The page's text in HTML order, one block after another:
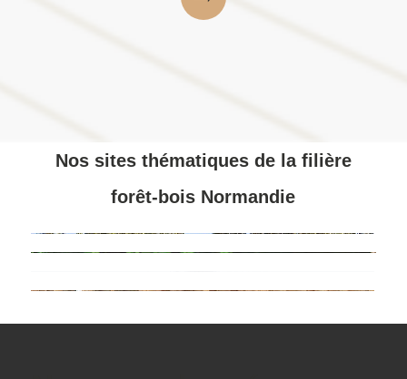
Nos sites thématiques de la filière
forêt-bois Normandie